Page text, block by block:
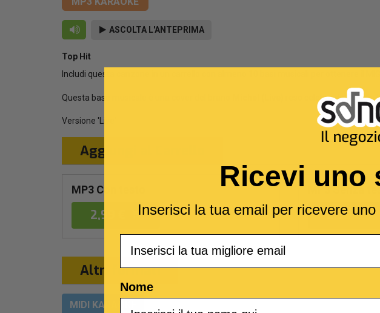
ASCOLTA L'ANTEPRIMA
Top Hit
Includi questa canzone in un carrello con almeno 10 basi musicali per ottenere il
Questa base musicale è una cover del brano reso celebre daClaudio
Versione 'Live'
Aggiungi al Carrello
MP3 Con testo
2,99 €
MP3 Senza
2,99 €
Altri formati
MIDI KARAOKE
Ricevi uno
Inserisci la tua email per ricevere uno
Nome